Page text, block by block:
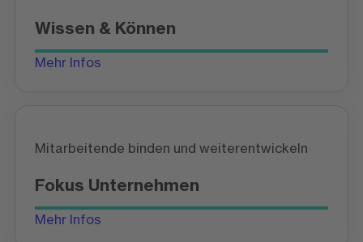
Wissen & Können
Mehr Infos
Mitarbeitende binden und weiterentwickeln
Fokus Unternehmen
Mehr Infos